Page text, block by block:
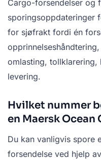
Cargo-forsendelser og
sporingsoppdateringer
for sjøfrakt fordi én
omlasting, tollklarering,
levering.
Hvilket nummer
en Maersk
Du kan vanligvis spore
forsendelse ved hjelp av